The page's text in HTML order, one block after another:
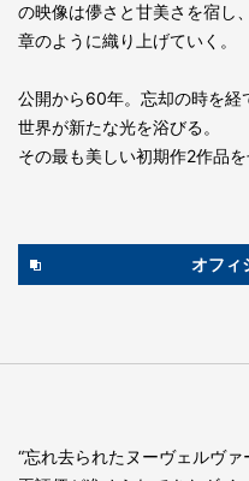
の映像は儚さと甘美さを宿し
章のように織り上げていく。
公開から60年。忘却の時を経
世界が新たな光を浴びる。
その最も美しい初期作2作品を
オフィ
“忘れ去られたヌーヴェルヴ